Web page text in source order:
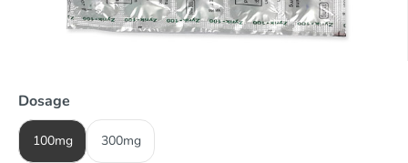
Dosage
100mg 300mg